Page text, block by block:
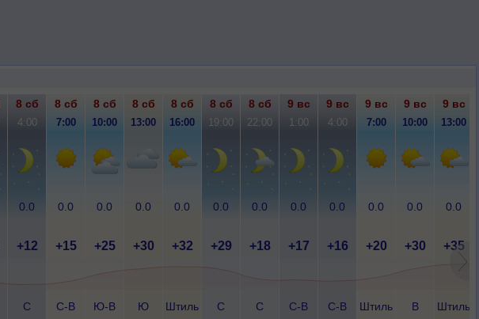
8 сб 8 сб 8 сб 8 сб 8 сб 8 сб 8 сб 9 вс 9 вс 9 вс 9 вс 9 вс
4:00 7:00 10:00 13:00 16:00 19:00 22:00 1:00 4:00 7:00 10:00 13:00
0.0 0.0 0.0 0.0 0.0 0.0 0.0 0.0 0.0 0.0 0.0 0.0
+12 +15 +25 +30 +32 +29 +18 +17 +16 +20 +30 +35
С
С-В
Ю-В
Ю
Штиль
С
С
С-В
С-В
Штиль
В
Штиль